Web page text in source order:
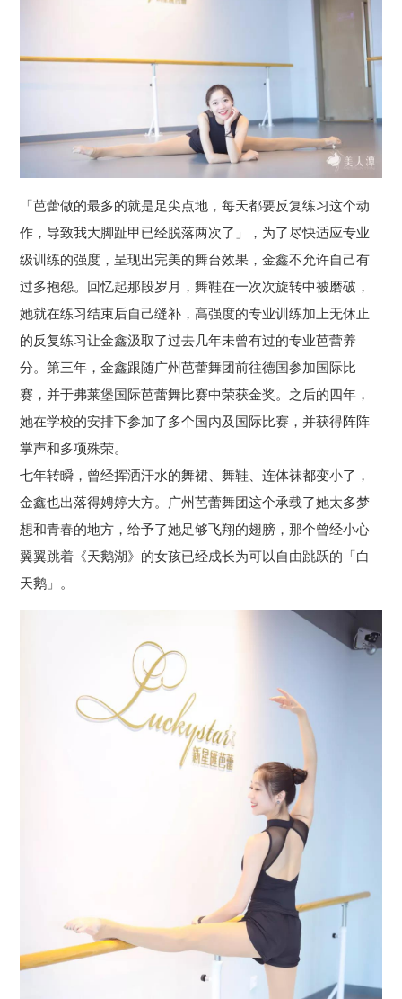
「芭蕾做的最多的就是足尖点地，每天都要反复练习这个动
作，导致我大脚趾甲已经脱落两次了」，为了尽快适应专业
级训练的强度，呈现出完美的舞台效果，金鑫不允许自己有
过多抱怨。回忆起那段岁月，舞鞋在一次次旋转中被磨破，
她就在练习结束后自己缝补，高强度的专业训练加上无休止
的反复练习让金鑫汲取了过去几年未曾有过的专业芭蕾养
分。第三年，金鑫跟随广州芭蕾舞团前往德国参加国际比
赛，并于弗莱堡国际芭蕾舞比赛中荣获金奖。之后的四年，
她在学校的安排下参加了多个国内及国际比赛，并获得阵阵
掌声和多项殊荣。
七年转瞬，曾经挥洒汗水的舞裙、舞鞋、连体袜都变小了，
金鑫也出落得娉婷大方。广州芭蕾舞团这个承载了她太多梦
想和青春的地方，给予了她足够飞翔的翅膀，那个曾经小心
翼翼跳着《天鹅湖》的女孩已经成长为可以自由跳跃的「白
天鹅」。